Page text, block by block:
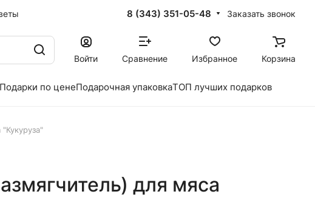
8 (343) 351-05-48 Заказать звонок
Войти Сравнение Избранное Корзина
Подарки по ценеПодарочная упаковкаТОП лучших подарков
для мяса